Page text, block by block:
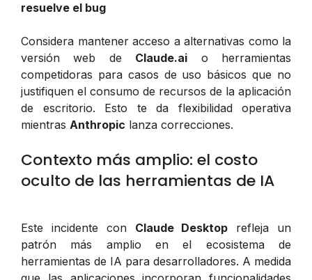
resuelve el bug
Considera mantener acceso a alternativas como la
versión web de Claude.ai o herramientas
competidoras para casos de uso básicos que no
justifiquen el consumo de recursos de la aplicación
de escritorio. Esto te da flexibilidad operativa
mientras Anthropic lanza correcciones.
Contexto más amplio: el costo
oculto de las herramientas de IA
Este incidente con Claude Desktop refleja un
patrón más amplio en el ecosistema de
herramientas de IA para desarrolladores. A medida